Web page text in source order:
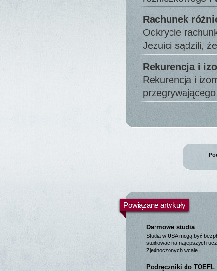
Rachunek
Odkrycie
Jezuici sądzili,
Rekurencja i
Rekurencja i
Powiązane artykuły
Darmowe studia
Studia w USA mogą być
studiować na najlepszych
Zjednoczonych wcale…
Podręczniki do TOEFL